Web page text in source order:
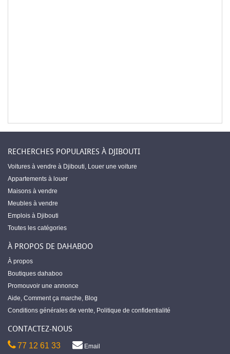
RECHERCHES POPULAIRES À DJIBOUTI
Voitures à vendre à Djibouti, Louer une voiture
Appartements à louer
Maisons à vendre
Meubles à vendre
Emplois à Djibouti
Toutes les catégories
À PROPOS DE DAHABOO
À propos
Boutiques dahaboo
Promouvoir une annonce
Aide, Comment ça marche, Blog
Conditions générales de vente, Politique de confidentialité
CONTACTEZ-NOUS
77 12 61 33 Email